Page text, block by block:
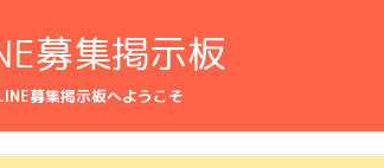
募集掲示板
募集掲示板へようこそ